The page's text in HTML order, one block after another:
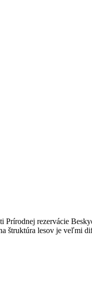
Prírodnej rezervácie
štruktúra lesov je veľmi